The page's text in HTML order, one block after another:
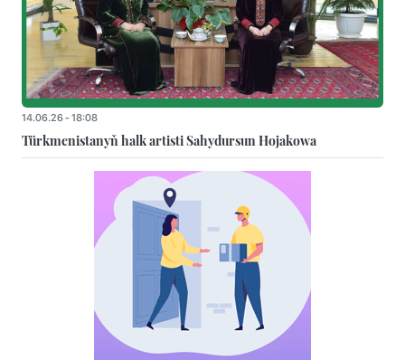
14.06.26 - 18:08
Türkmenistanyň halk artisti Sahydursun Hojakowa